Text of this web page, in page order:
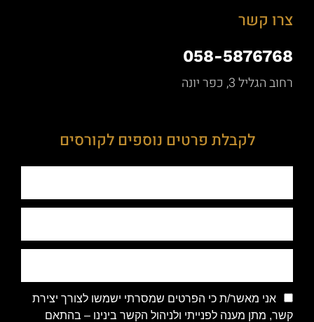
צרו קשר
058-5876768
רחוב הגליל 3, כפר יונה
לקבלת פרטים נוספים לקורסים
אני מאשר/ת כי הפרטים שמסרתי ישמשו לצורך יצירת
קשר, מתן מענה לפנייתי ולניהול הקשר בינינו – בהתאם